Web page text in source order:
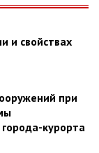
и свойствах
при
курорта